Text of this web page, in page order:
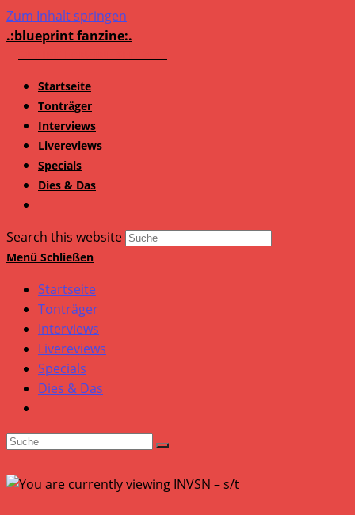
Zum Inhalt springen
.:blueprint fanzine:.
Startseite
Tonträger
Interviews
Livereviews
Specials
Dies & Das
Search this website
Menü Schließen
Startseite
Tonträger
Interviews
Livereviews
Specials
Dies & Das